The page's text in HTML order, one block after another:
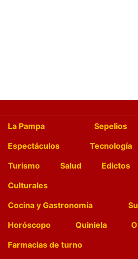
La Pampa Sepelios
Espectáculos
Tecnología
Turismo
Salud Edictos
Culturales
Cocina y Gastronomía
Horóscopo
Quiniela
Farmacias de turno